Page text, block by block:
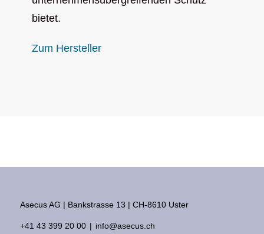
bietet.
Zum Hersteller
Asecus AG Bankstrasse 13 CH-8610 Uster
+41 43 399 20 00 info@asecus.ch